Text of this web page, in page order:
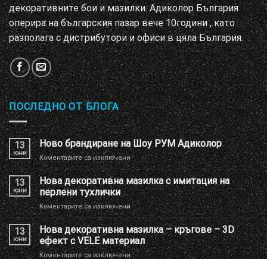
декоративните бои и мазилки. Адиколор България
оперира на българския пазар вече 10години , като
разполага с дистрибутори и офиси в цяла България.
ПОСЛЕДНО ОТ БЛОГА
13
юни
Ново брандиране на Шоу РУМ Адиколор
Коментарите са изключениза
Ново
брандиране
на
Шоу
РУМ
Адиколор
13
юни
Нова декоративна мазилка с имитация на
перлени тухлички
Коментарите са изключениза
Нова
декоративна
мазилка
с
имитация
13
юни
Нова декоративна мазилка – кръгове – 3D
ефект с VELE материал
Коментарите са изключениза